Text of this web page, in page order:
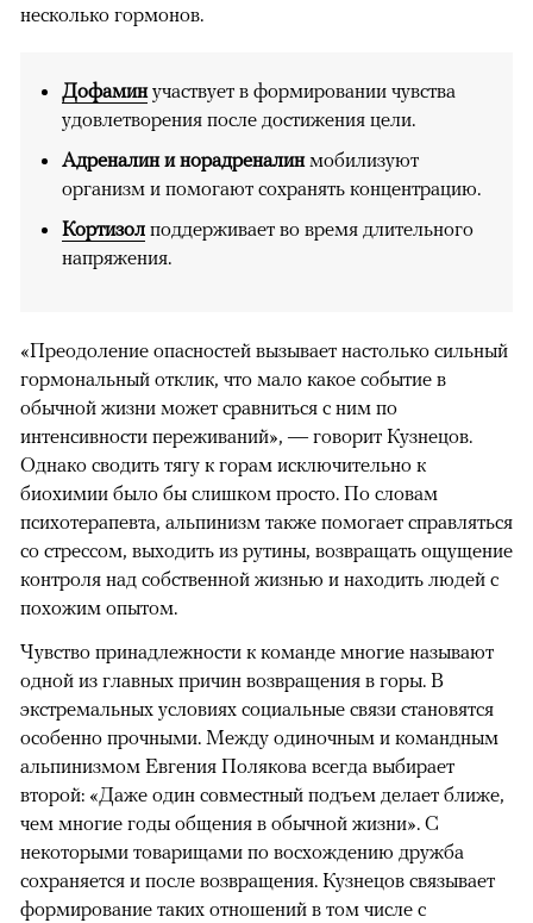
несколько гормонов.
Дофаминучаствует в формировании чувства
удовлетворения после достижения цели.
Адреналин и норадреналинмобилизуют
организм и помогают сохранять концентрацию.
Кортизол поддерживает во время длительного
напряжения.
«Преодоление опасностей вызывает настолько сильный
гормональный отклик, что мало какое событие в
обычной жизни может сравниться с ним по
интенсивности переживаний», — говорит Кузнецов.
Однако сводить тягу к горам исключительно к
биохимии было бы слишком просто. По словам
психотерапевта, альпинизм также помогает справляться
со стрессом, выходить из рутины, возвращать ощущение
контроля над собственной жизнью и находить людей с
похожим опытом.
Чувство принадлежности к команде многие называют
одной из главных причин возвращения в горы. В
экстремальных условиях социальные связи становятся
особенно прочными. Между одиночным и командным
альпинизмом Евгения Полякова всегда выбирает
второй: «Даже один совместный подъем делает ближе,
чем многие годы общения в обычной жизни». С
некоторыми товарищами по восхождению дружба
сохраняется и после возвращения. Кузнецов связывает
формирование таких отношений в том числе с